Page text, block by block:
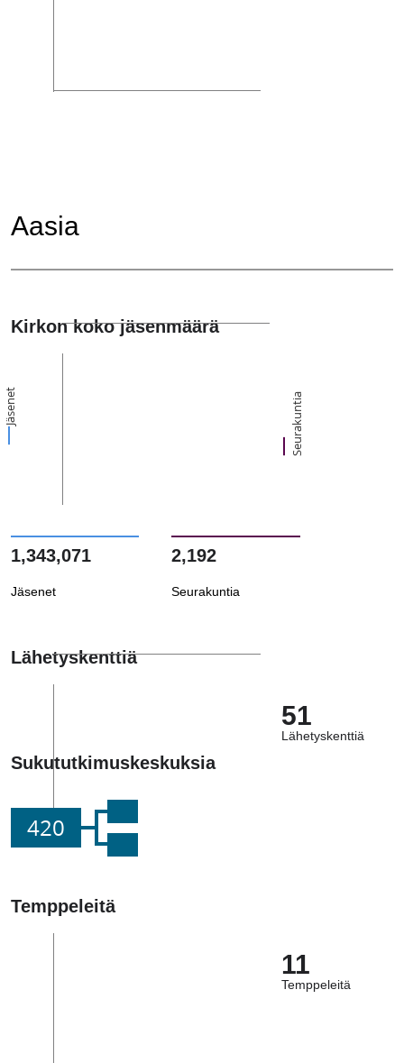
Aasia
Kirkon koko jäsenmäärä
Jäsenet Seurakuntia
1,343,071
Jäsenet
2,192
Seurakuntia
Lähetyskenttiä
51
Lähetyskenttiä
Sukututkimuskeskuksia
420
Temppeleitä
11
Temppeleitä